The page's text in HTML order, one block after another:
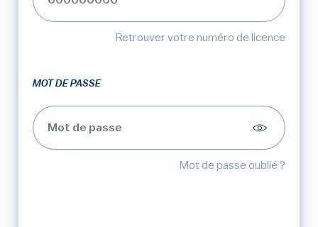
Retrouver votre numéro de licence
MOT DE PASSE
Mot de passe oublié ?